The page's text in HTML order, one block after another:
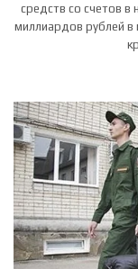
средств со счетов в
миллиардов рублей в